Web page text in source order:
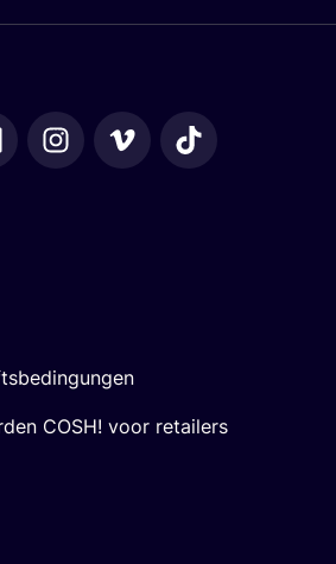
COSH! voor retailers